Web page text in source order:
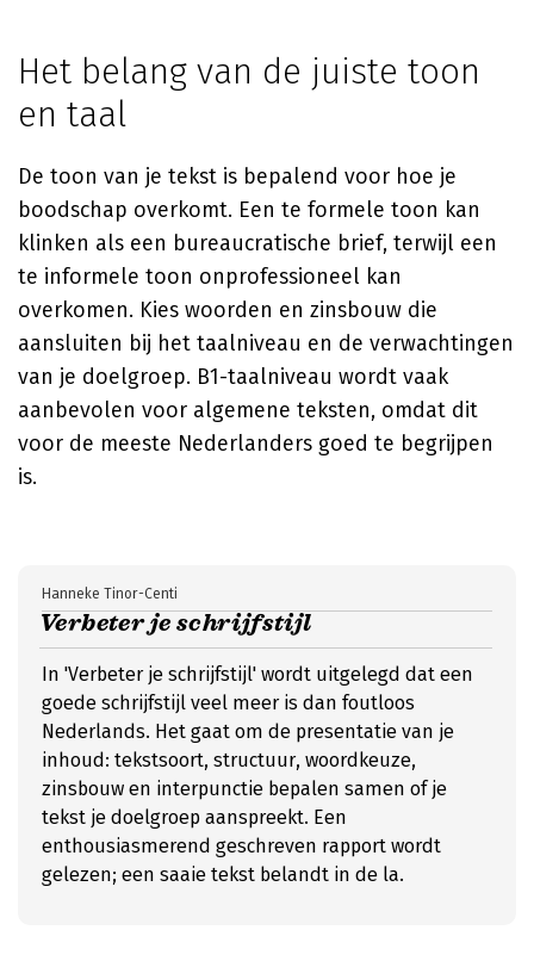
Het belang van de juiste toon
en taal
De toon van je tekst is bepalend voor hoe je
boodschap overkomt. Een te formele toon kan
klinken als een bureaucratische brief, terwijl een
te informele toon onprofessioneel kan
overkomen. Kies woorden en zinsbouw die
aansluiten bij het taalniveau en de verwachtingen
van je doelgroep. B1-taalniveau wordt vaak
aanbevolen voor algemene teksten, omdat dit
voor de meeste Nederlanders goed te begrijpen
is.
Verbeter je schrijfstijl
Hanneke Tinor-Centi
In 'Verbeter je schrijfstijl' wordt uitgelegd dat een
goede schrijfstijl veel meer is dan foutloos
Nederlands. Het gaat om de presentatie van je
inhoud: tekstsoort, structuur, woordkeuze,
zinsbouw en interpunctie bepalen samen of je
tekst je doelgroep aanspreekt. Een
enthousiasmerend geschreven rapport wordt
gelezen; een saaie tekst belandt in de la.